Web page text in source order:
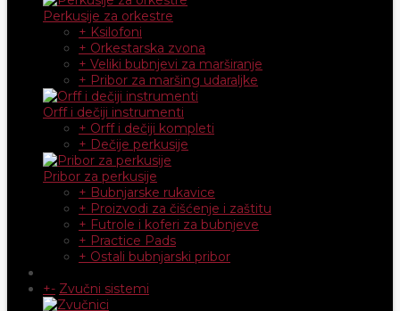
Perkusije za orkestre
+ Ksilofoni
+ Orkestarska zvona
+ Veliki bubnjevi za marširanje
+ Pribor za maršing udaraljke
Orff i dečiji instrumenti
+ Orff i dečiji kompleti
+ Dečije perkusije
Pribor za perkusije
+ Bubnjarske rukavice
+ Proizvodi za čišćenje i zaštitu
+ Futrole i koferi za bubnjeve
+ Practice Pads
+ Ostali bubnjarski pribor
+- Zvučni sistemi